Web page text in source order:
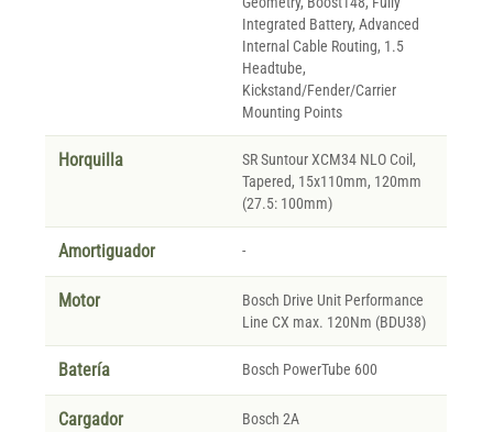
Integrated Battery, Advanced
Internal Cable Routing, 1.5
Headtube,
Kickstand/Fender/Carrier
Mounting Points
Horquilla
SR Suntour XCM34 NLO Coil,
Tapered, 15x110mm, 120mm
(27.5: 100mm)
Amortiguador -
Motor
Bosch Drive Unit Performance
Line CX max. 120Nm (BDU38)
Batería Bosch PowerTube 600
Cargador Bosch 2A